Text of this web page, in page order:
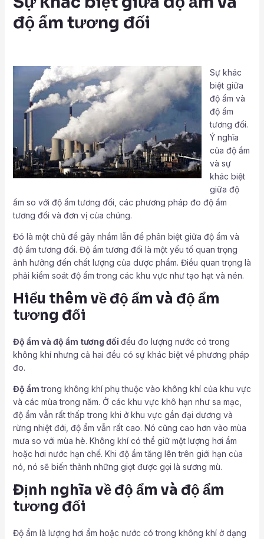
độ ẩm tương đối
Sự khác
biệt giữa
độ ẩm và
độ ẩm
tương đối.
Ý nghĩa
của độ ẩm
và sự
khác biệt
giữa độ
ẩm so với độ ẩm tương đối, các phương pháp đo độ ẩm
tương đối và đơn vị của chúng.
Đó là một chủ đề gây nhầm lẫn để phân biệt giữa độ ẩm và
độ ẩm tương đối. Độ ẩm tương đối là một yếu tố quan trọng
ảnh hưởng đến chất lượng của dược phẩm. Điều quan trọng là
phải kiểm soát độ ẩm trong các khu vực như tạo hạt và nén.
Hiểu thêm về độ ẩm và độ ẩm
tương đối
Độ ẩm và độ ẩm tương đối đều đo lượng nước có trong
không khí nhưng cả hai đều có sự khác biệt về phương pháp
đo.
Độ ẩmtrong không khí phụ thuộc vào không khí của khu vực
và các mùa trong năm. Ở các khu vực khô hạn như sa mạc,
độ ẩm vẫn rất thấp trong khi ở khu vực gần đại dương và
rừng nhiệt đới, độ ẩm vẫn rất cao. Nó cũng cao hơn vào mùa
mưa so với mùa hè. Không khí có thể giữ một lượng hơi ẩm
hoặc hơi nước hạn chế. Khi độ ẩm tăng lên trên giới hạn của
nó, nó sẽ biến thành những giọt được gọi là sương mù.
Định nghĩa về độ ẩm và độ ẩm
tương đối
Độ ẩm là lượng hơi ẩm hoặc nước có trong không khí ở dạng